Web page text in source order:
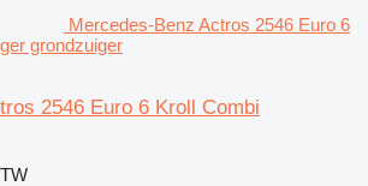
Mercedes-Benz Actros 2546 Euro 6
grondzuiger
2546 Euro 6 Kroll Combi